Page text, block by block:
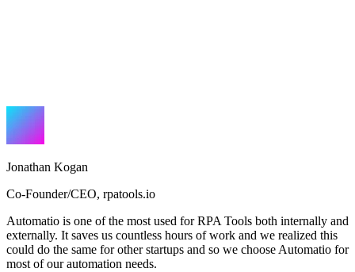
Jonathan Kogan
Co-Founder/CEO, rpatools.io
Automatio is one of the most used for RPA Tools both internally and
externally. It saves us countless hours of work and we realized this
could do the same for other startups and so we choose Automatio for
most of our automation needs.